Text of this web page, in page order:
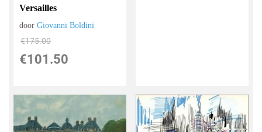
Versailles
doorGiovanni Boldini
€175.00
€101.50